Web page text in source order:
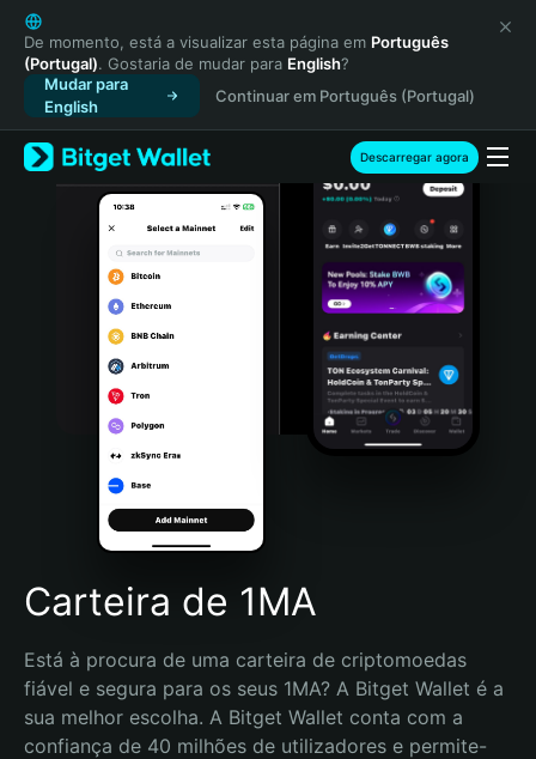
English
日本語
Tiếng Việt
Русский
Español (Latinoamérica)
Türkçe
Italiano
Português (Portugal)
Bahasa Indonesia
Português (Brasil)
Español (Argentina)
De momento, está a visualizar esta página em Português
(Portugal). Gostaria de mudar para English?
Mudar para
English
Continuar em Português (Portugal)
Descarregar agora
Carteira de 1MA
Está à procura de uma carteira de criptomoedas
fiável e segura para os seus 1MA? A Bitget Wallet é a
sua melhor escolha. A Bitget Wallet conta com a
confiança de 40 milhões de utilizadores e permite-